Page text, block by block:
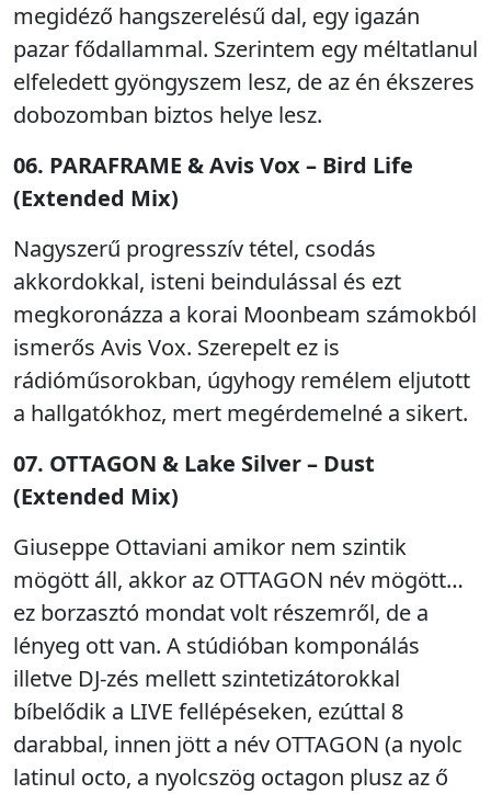
megidéző hangszerelésű dal, egy igazán
pazar fődallammal. Szerintem egy méltatlanul
elfeledett gyöngyszem lesz, de az én ékszeres
dobozomban biztos helye lesz.
06. PARAFRAME & Avis Vox – Bird Life
(Extended Mix)
Nagyszerű progresszív tétel, csodás
akkordokkal, isteni beindulással és ezt
megkoronázza a korai Moonbeam számokból
ismerős Avis Vox. Szerepelt ez is
rádióműsorokban, úgyhogy remélem eljutott
a hallgatókhoz, mert megérdemelné a sikert.
07. OTTAGON & Lake Silver – Dust
(Extended Mix)
Giuseppe Ottaviani amikor nem szintik
mögött áll, akkor az OTTAGON név mögött…
ez borzasztó mondat volt részemről, de a
lényeg ott van. A stúdióban komponálás
illetve DJ-zés mellett szintetizátorokkal
bíbelődik a LIVE fellépéseken, ezúttal 8
darabbal, innen jött a név OTTAGON (a nyolc
latinul octo, a nyolcszög octagon plusz az ő